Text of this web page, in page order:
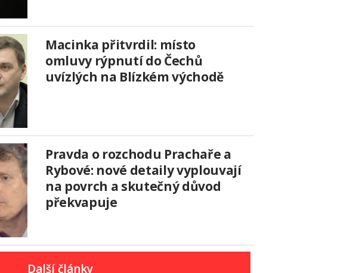
Macinka přitvrdil: místo
omluvy rýpnutí do Čechů
uvízlých na Blízkém východě
Pravda o rozchodu Prachaře a
Rybové: nové detaily vyplouvají
na povrch a skutečný důvod
překvapuje
Další články